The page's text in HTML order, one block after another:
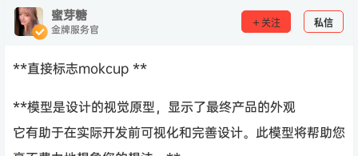
蜜芽糖
金牌服务官 关注 私信
**直接标志mokcup **
**模型是设计的视觉原型，显示了最终产品的外观
它有助于在实际开发前可视化和完善设计。此模型将帮助您